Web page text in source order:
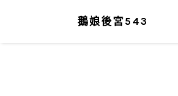
鵝娘後宮543